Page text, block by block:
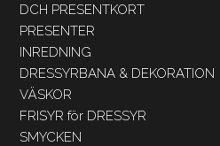
DCH PRESENTKORT
PRESENTER
INREDNING
DRESSYRBANA & DEKORATION
VÄSKOR
FRISYR för DRESSYR
SMYCKEN